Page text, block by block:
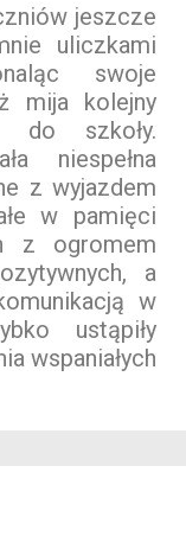
jeszcze
uliczkami
swoje
mija kolejny
szkoły.
niespełna
z wyjazdem
w pamięci
z ogromem
a
w
ustąpiły
wspaniałych